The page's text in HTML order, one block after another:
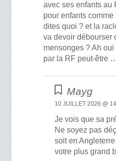
avec ses enfants au
pour enfants
dites quoi ? et la
va devoir débourser
mensonges ? Ah
par la RF peut-être
Mayg
10 JUILLET 2026 @
Je vois que sa
Ne soyez pas
soit en
votre plus grand